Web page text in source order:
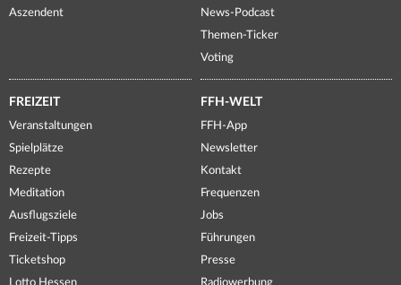
Aszendent
News-Podcast
Themen-Ticker
Voting
FREIZEIT
Veranstaltungen
Spielplätze
Rezepte
Meditation
Ausflugsziele
Freizeit-Tipps
Ticketshop
Lotto Hessen
FFH-WELT
FFH-App
Newsletter
Kontakt
Frequenzen
Jobs
Führungen
Presse
Radiowerbung